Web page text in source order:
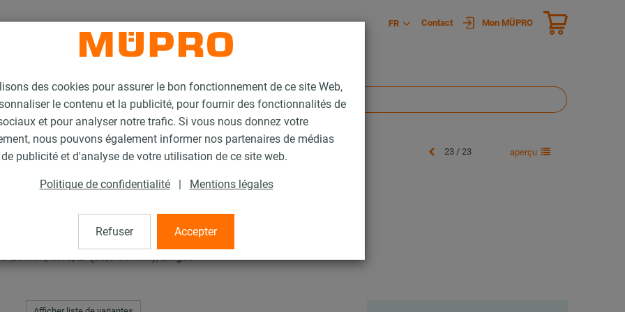
des cookies pour assurer le bon fonctionnement de ce site Web,
le contenu et la publicité, pour fournir des fonctionnalités de
et pour analyser notre trafic. Si vous nous donnez votre
nous pouvons également informer nos partenaires de médias
publicité et d'analyse de votre utilisation de ce site web.
Politique de confidentialité | Mentions légales
Refuser Accepter
FR Contact Mon MÜPRO
Collier coquille ISO Type H, M, T 23 / 23 aperçu
Type H, M, T
26 mm, M10, 2" (60,3-63 mm), zingué